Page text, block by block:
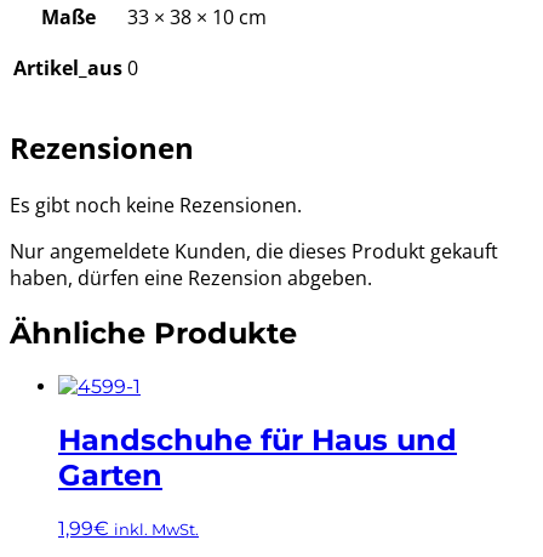
Maße
33 × 38 × 10 cm
Artikel_aus0
Rezensionen
Es gibt noch keine Rezensionen.
Nur angemeldete Kunden, die dieses Produkt gekauft
haben, dürfen eine Rezension abgeben.
Ähnliche Produkte
Handschuhe für Haus und
Garten
1,99€ inkl. MwSt.